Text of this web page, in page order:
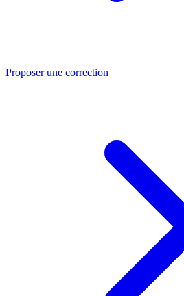
Proposer une correction